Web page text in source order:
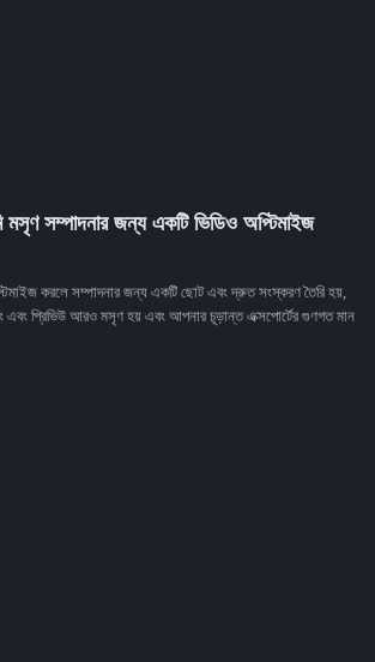
মসৃণ সম্পাদনার জন্য একটি ভিডিও অপ্টিমাইজ
করলে সম্পাদনার জন্য একটি ছোট এবং দ্রুত সংস্করণ তৈরি হয়,
এবং প্রিভিউ আরও মসৃণ হয় এবং আপনার চূড়ান্ত এক্সপোর্টের গুণগত মান